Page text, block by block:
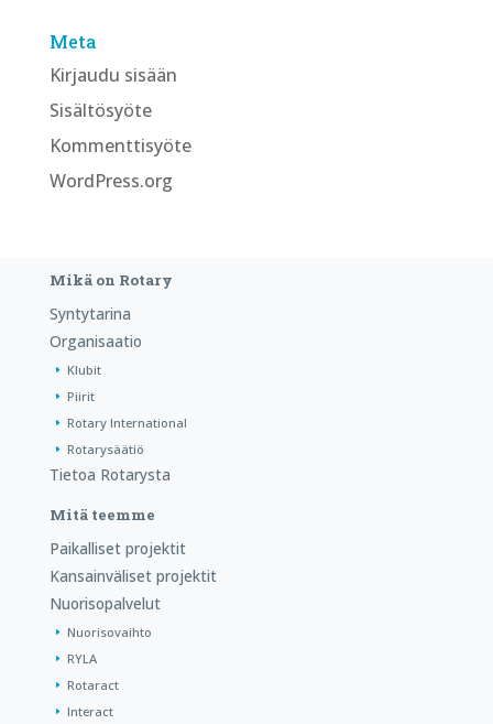
Meta
Kirjaudu sisään
Sisältösyöte
Kommenttisyöte
WordPress.org
Mikä on Rotary
Syntytarina
Organisaatio
Klubit
Piirit
Rotary International
Rotarysäätiö
Tietoa Rotarysta
Mitä teemme
Paikalliset projektit
Kansainväliset projektit
Nuorisopalvelut
Nuorisovaihto
RYLA
Rotaract
Interact